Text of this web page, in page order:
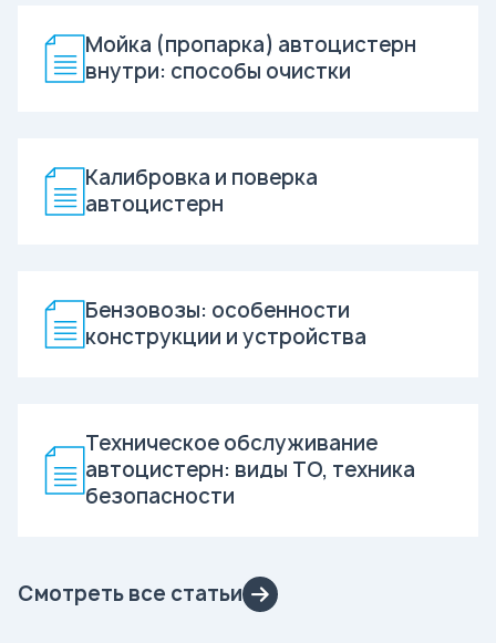
Мойка (пропарка) автоцистерн
внутри: способы очистки
Калибровка и поверка
автоцистерн
Бензовозы: особенности
конструкции и устройства
Техническое обслуживание
автоцистерн: виды ТО, техника
безопасности
Смотреть все статьи